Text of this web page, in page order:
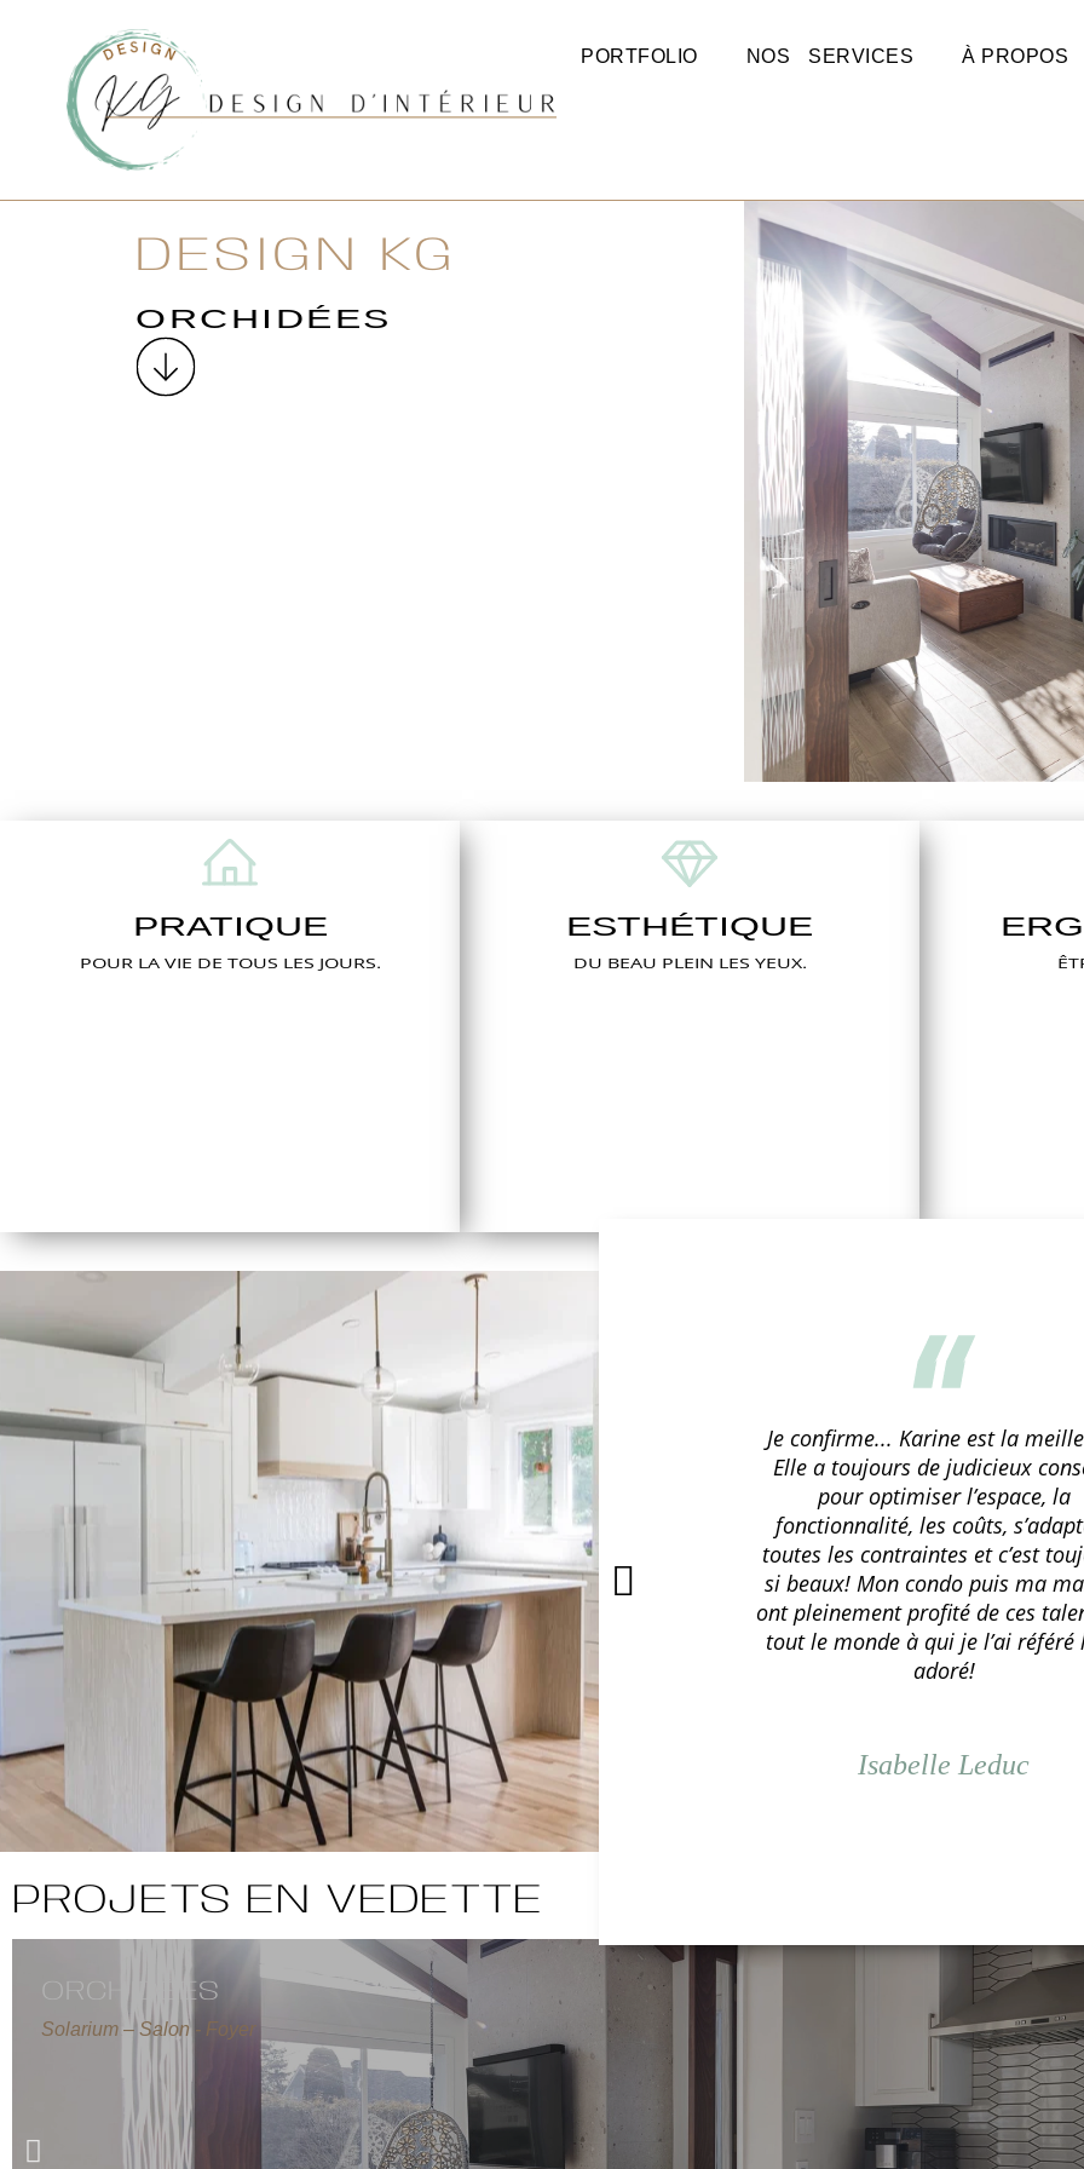
contenu
PORTFOLIO NOS SERVICES À PROPOS
Accueil
DESIGN KG
ORCHIDÉES
PRATIQUE
POUR LA VIE DE TOUS LES JOURS.
ESTHÉTIQUE
DU BEAU PLEIN LES YEUX.
Je confirme... Karine est la
Elle a toujours de judicieux
pour optimiser l’espace, la
fonctionnalité, les coûts,
toutes les contraintes et c’est
si beaux! Mon condo puis ma
ont pleinement profité de ces
tout le monde à qui je l’ai référé
adoré!
Isabelle Leduc
P
o
s
PROJETS EN VEDETTE
ORCHIDÉES
Solarium – Salon - Foyer